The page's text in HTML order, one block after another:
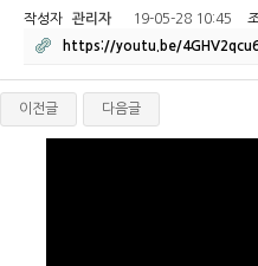
작성자 관리자 19-05-28 10:45
https://youtu.be/
이전글 다음글